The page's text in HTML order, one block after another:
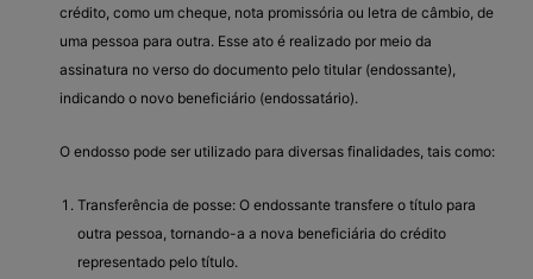
crédito, como um cheque, nota promissória ou letra de câmbio, de
uma pessoa para outra. Esse ato é realizado por meio da
assinatura no verso do documento pelo titular (endossante),
indicando o novo beneficiário (endossatário).
O endosso pode ser utilizado para diversas finalidades, tais como:
Transferência de posse: O endossante transfere o título para
outra pessoa, tornando-a a nova beneficiária do crédito
representado pelo título.